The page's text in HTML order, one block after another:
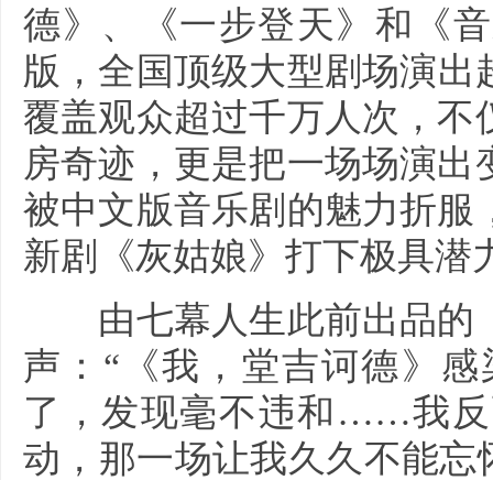
德》、《一步登天》和《
版，全国顶级大型剧场演出
覆盖观众超过千万人次，
房奇迹，更是把一场场演
被中文版音乐剧的魅力折
新剧《灰姑娘》打下极具潜
由七幕人生此前出品的
声：“《我，堂吉诃德》
了，发现毫不违和……我反
动，那一场让我久久不能忘